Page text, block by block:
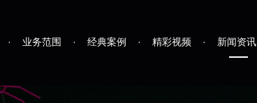
· 业务范围 · 经典案例 · 精彩视频 · 新闻资讯